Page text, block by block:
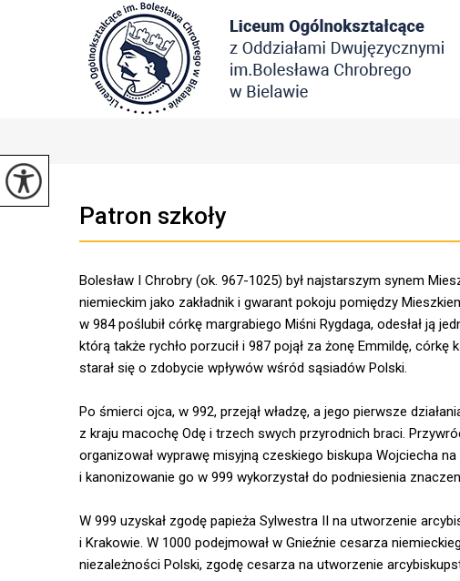
Patron szkoły
Bolesław I Chrobry (ok. 967-1025) był najstarszym synem
niemieckim jako zakładnik i gwarant pokoju pomiędzy
w 984 poślubił córkę margrabiego Miśni Rygdaga, odesłał ją
którą także rychło porzucił i 987 pojął za żonę Emmildę,
starał się o zdobycie wpływów wśród sąsiadów Polski.
Po śmierci ojca, w 992, przejął władzę, a jego pierwsze
z kraju macochę Odę i trzech swych przyrodnich braci.
organizował wyprawę misyjną czeskiego biskupa Wojciecha
i kanonizowanie go w 999 wykorzystał do podniesienia
W 999 uzyskał zgodę papieża Sylwestra II na utworzenie
i Krakowie. W 1000 podejmował w Gnieźnie cesarza
niezależności Polski, zgodę cesarza na utworzenie